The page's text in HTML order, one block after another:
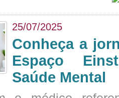
25/07/2025
Conheça a
Espaço
Saúde Mental